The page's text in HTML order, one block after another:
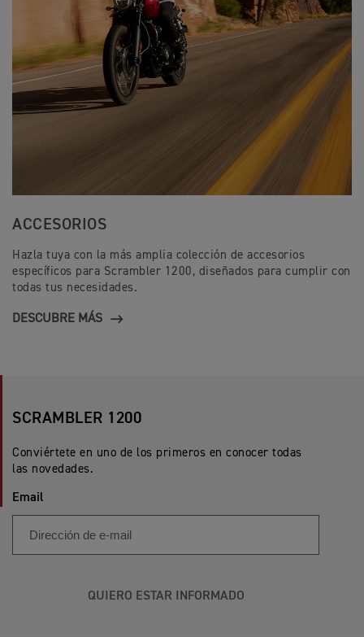
ACCESORIOS
Hazla tuya con la más amplia colección de accesorios
específicos para Scrambler 1200, diseñados para cumplir con
todas tus necesidades.
DESCUBRE MÁS
SCRAMBLER 1200
Conviértete en uno de los primeros en conocer todas
las novedades.
Email
QUIERO ESTAR INFORMADO